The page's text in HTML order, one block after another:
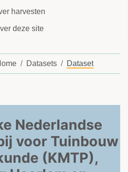
harvesten
deze site
Datasets Dataset
Nederlandse
voor Tuinbouw
(KMTP),